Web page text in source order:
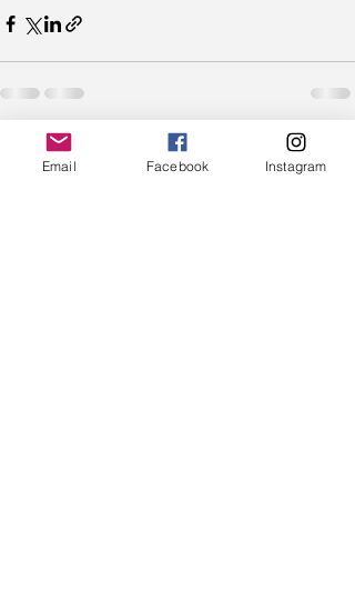
Posts recentes Ver tudo
Email Facebook Instagram